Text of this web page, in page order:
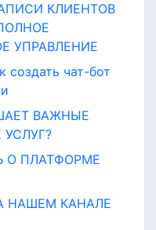
КЛИЕНТОВ
УПРАВЛЕНИЕ
чат-бот
ВАЖНЫЕ
О ПЛАТФОРМЕ
НАШЕМ КАНАЛЕ